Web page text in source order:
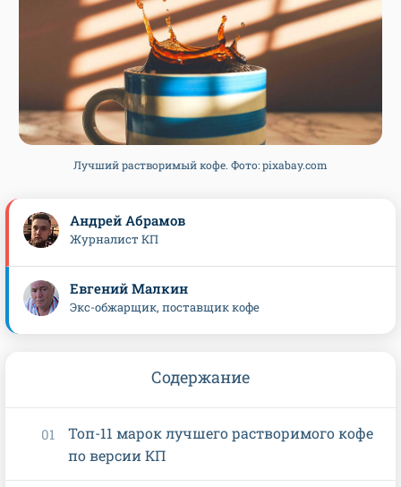
Лучший растворимый кофе. Фото: pixabay.com
Андрей Абрамов
Журналист КП
Евгений Малкин
Экс-обжарщик, поставщик кофе
Содержание
Топ-11 марок лучшего растворимого кофе
по версии КП